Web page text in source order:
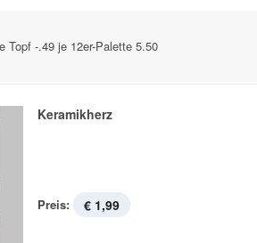
Topf -.49 je 12er-Palette 5.50
Keramikherz
Preis: € 1,99